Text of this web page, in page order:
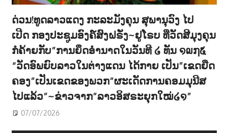
ດ່ວນ!ທູດລາວແດງ ກະລະມັງຄຸນ ສຸພານຸວົງ ໄປ
ເປີດ ກອງປະຊູມອົງຄ໌ສົງຝຣັ່ງ~ຢູໂຣບ ທີ່ວັດສີມຸງຄຸນ
ກໍຄ້າຍກັບ”ການຍຶດອຳນາດໃນວັນທີ ໒ ທັນ ໑໙໗໕
“ວັດອົພຍົບລາວໃນຕ່າງແດນ ໄດ້ກາຍ ເປັນ”ເຂດຍືດ
ຄອງ”ເປັນເຂດຂອງພວກ”ຜະເດັດການຄອມມຸນີສ
ໄປແລ້ວ”~ຂ່າວຈາກ”ລາວອິສຣະຍຸກໃໝ່໒໑”
07/07/2026